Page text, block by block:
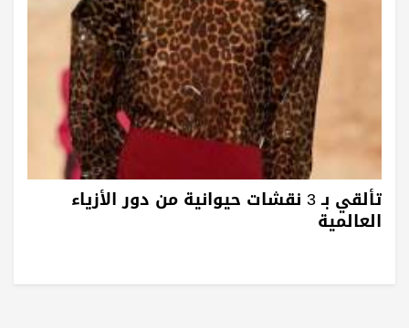
تألقي بـ 3 نقشات حيوانية من دور الأزياء
العالمية